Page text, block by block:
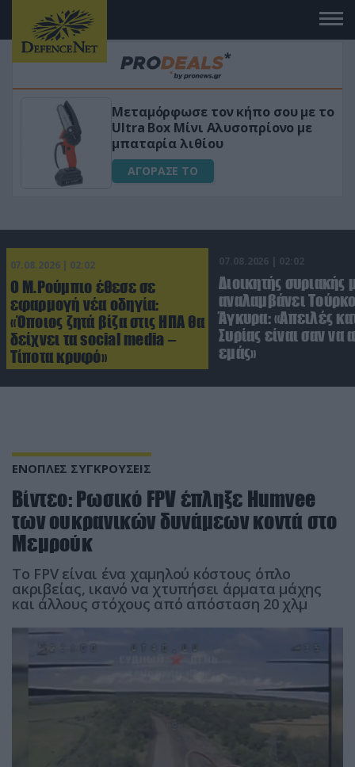
«Μαγική» φόρμουλα τριβόλι + VIP
για αύξηση της λίμπιντο
ΑΓΟΡΑΣΕ ΤΟ
07.08.2026 | 02:02
Ο Μ.Ρούμπιο έθεσε σε
εφαρμογή νέα οδηγία:
«Όποιος ζητά βίζα στις ΗΠΑ θα
δείχνει τα social media –
Τίποτα κρυφό»
07.08.2026 | 02:02
Διοικητής συριακής
αναλαμβάνει
Άγκυρα: «Απειλές
Συρίας είναι σαν να
εμάς»
ΕΝΟΠΛΕΣ ΣΥΓΚΡΟΥΣΕΙΣ
Βίντεο: Ρωσικό FPV έπληξε Humvee
των oυκρανικών δυνάμεων κοντά στο
Μεμρούκ
Το FPV είναι ένα χαμηλού κόστους όπλο
ακριβείας, ικανό να χτυπήσει άρματα μάχης
και άλλους στόχους από απόσταση 20 χλμ